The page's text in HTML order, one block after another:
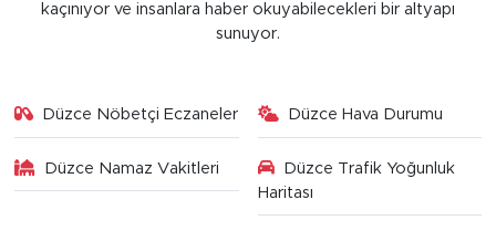
kaçınıyor ve insanlara haber okuyabilecekleri bir altyapı
sunuyor.
Düzce Nöbetçi Eczaneler Düzce Hava Durumu
Düzce Namaz Vakitleri
Düzce Trafik Yoğunluk
Haritası